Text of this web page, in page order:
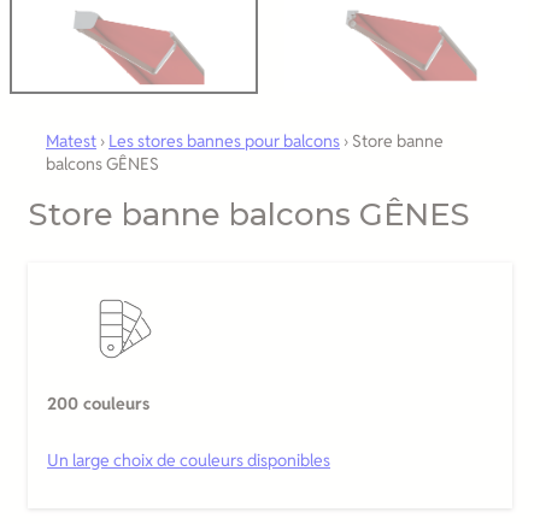
Matest › Les stores bannes pour balcons › Store banne
balcons GÊNES
Store banne balcons GÊNES
200 couleurs
Un large choix de couleurs disponibles